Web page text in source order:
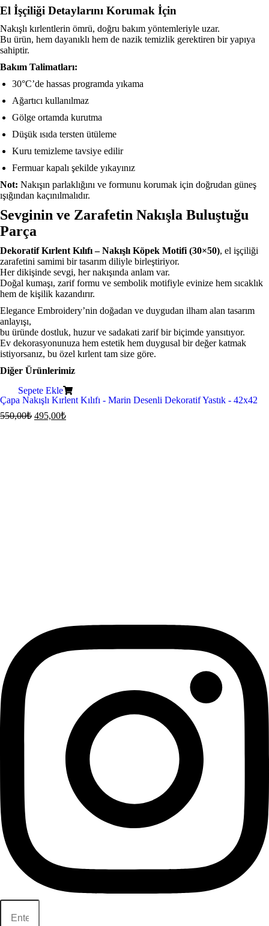
El İşçiliği Detaylarını Korumak İçin
Nakışlı kırlentlerin ömrü, doğru bakım yöntemleriyle uzar.
Bu ürün, hem dayanıklı hem de nazik temizlik gerektiren bir yapıya
sahiptir.
Bakım Talimatları:
30°C’de hassas programda yıkama
Ağartıcı kullanılmaz
Gölge ortamda kurutma
Düşük ısıda tersten ütüleme
Kuru temizleme tavsiye edilir
Fermuar kapalı şekilde yıkayınız
Not: Nakışın parlaklığını ve formunu korumak için doğrudan güneş
ışığından kaçınılmalıdır.
Sevginin ve Zarafetin Nakışla Buluştuğu
Parça
Dekoratif Kırlent Kılıfı – Nakışlı Köpek Motifi (30×50), el işçiliği
zarafetini samimi bir tasarım diliyle birleştiriyor.
Her dikişinde sevgi, her nakışında anlam var.
Doğal kumaşı, zarif formu ve sembolik motifiyle evinize hem sıcaklık
hem de kişilik kazandırır.
Elegance Embroidery’nin doğadan ve duygudan ilham alan tasarım
anlayışı,
bu üründe dostluk, huzur ve sadakati zarif bir biçimde yansıtıyor.
Ev dekorasyonunuza hem estetik hem duygusal bir değer katmak
istiyorsanız, bu özel kırlent tam size göre.
Diğer Ürünlerimiz
Sepete Ekle
Çapa Nakışlı Kırlent Kılıfı - Marin Desenli Dekoratif Yastık - 42x42
550,00₺ 495,00₺